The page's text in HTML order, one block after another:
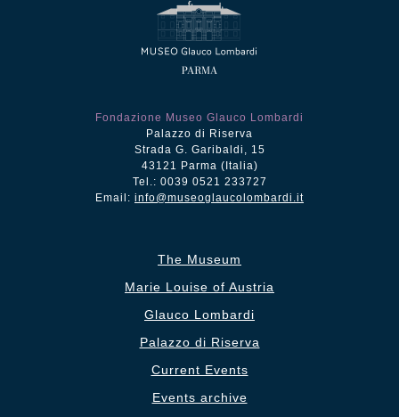
Fondazione Museo Glauco Lombardi
Palazzo di Riserva
Strada G. Garibaldi, 15
43121 Parma (Italia)
Tel.: 0039 0521 233727
Email: info@museoglaucolombardi.it
The Museum
Marie Louise of Austria
Glauco Lombardi
Palazzo di Riserva
Current Events
Events archive